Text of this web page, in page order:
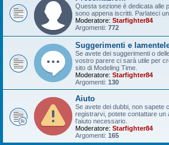
Questa sezione è dedicata alle
sono appena iscritti. Parlateci un
Moderatore: Starfighter84
Argomenti: 772
Suggerimenti e
Se avete dei suggerimenti o
vostro parere ci sarà utile per
sito di Modeling Time.
Moderatore: Starfighter84
Argomenti: 130
Aiuto
Se avete dei dubbi, non sapete
registrarvi, potete contattare un
l'aiuto necessario.
Moderatore: Starfighter84
Argomenti: 165